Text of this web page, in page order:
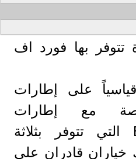
تتوفر بها فورد اف
على إطارات
35 بوصة مع إطارات
BFGoodrich KO2 التي تتوفر بثلاثة
خياران قادران على